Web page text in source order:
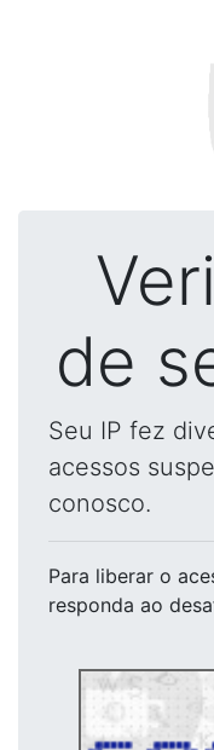
de
Seu IP fez
acessos
conosco.
Para liberar o
responda ao